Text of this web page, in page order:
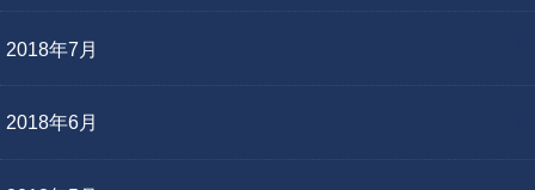
2018年7月
2018年6月